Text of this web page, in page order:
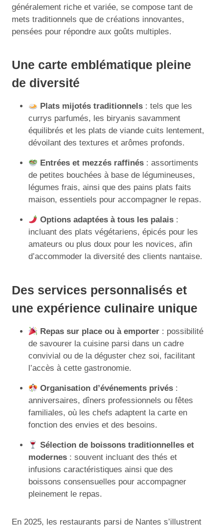
généralement riche et variée, se compose tant de
mets traditionnels que de créations innovantes,
pensées pour répondre aux goûts multiples.
Une carte emblématique pleine
de diversité
Plats mijotés traditionnels : tels que les
currys parfumés, les biryanis savamment
équilibrés et les plats de viande cuits lentement,
dévoilant des textures et arômes profonds.
Entrées et mezzés raffinés : assortiments
de petites bouchées à base de légumineuses,
légumes frais, ainsi que des pains plats faits
maison, essentiels pour accompagner le repas.
Options adaptées à tous les palais :
incluant des plats végétariens, épicés pour les
amateurs ou plus doux pour les novices, afin
d’accommoder la diversité des clients nantaise.
Des services personnalisés et
une expérience culinaire unique
Repas sur place ou à emporter : possibilité
de savourer la cuisine parsi dans un cadre
convivial ou de la déguster chez soi, facilitant
l’accès à cette gastronomie.
Organisation d’événements privés :
anniversaires, dîners professionnels ou fêtes
familiales, où les chefs adaptent la carte en
fonction des envies et des besoins.
Sélection de boissons traditionnelles et
modernes : souvent incluant des thés et
infusions caractéristiques ainsi que des
boissons consensuelles pour accompagner
pleinement le repas.
En 2025, les restaurants parsi de Nantes s’illustrent